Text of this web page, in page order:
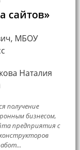
сайтов»
МБОУ
Наталия
получение
бизнесом,
предприятия с